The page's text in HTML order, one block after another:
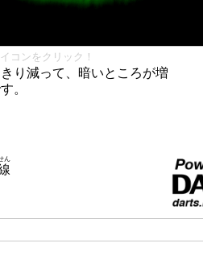
コンをクリック！
り減って、暗いところが増
。
ん